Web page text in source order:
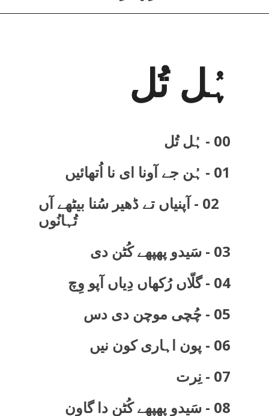
ہُل تُل
08 - سَیدو پھپھے کُٹن دا گاون
07 - نِرت
06 - پون اہاری کون نیں
05 - چُچی موچن دی دس
04 - گلّاں رُکھاں دِیاں آپو وِچ
03 - سَیدو پھپھے کُٹن دی
02 - آپنیاں تے ڈھیر سُنا بیٹھے آں
تُہانُوں
01 - ہُن جے آونا ای نا اُتھائیں
00 - ہُل تُل